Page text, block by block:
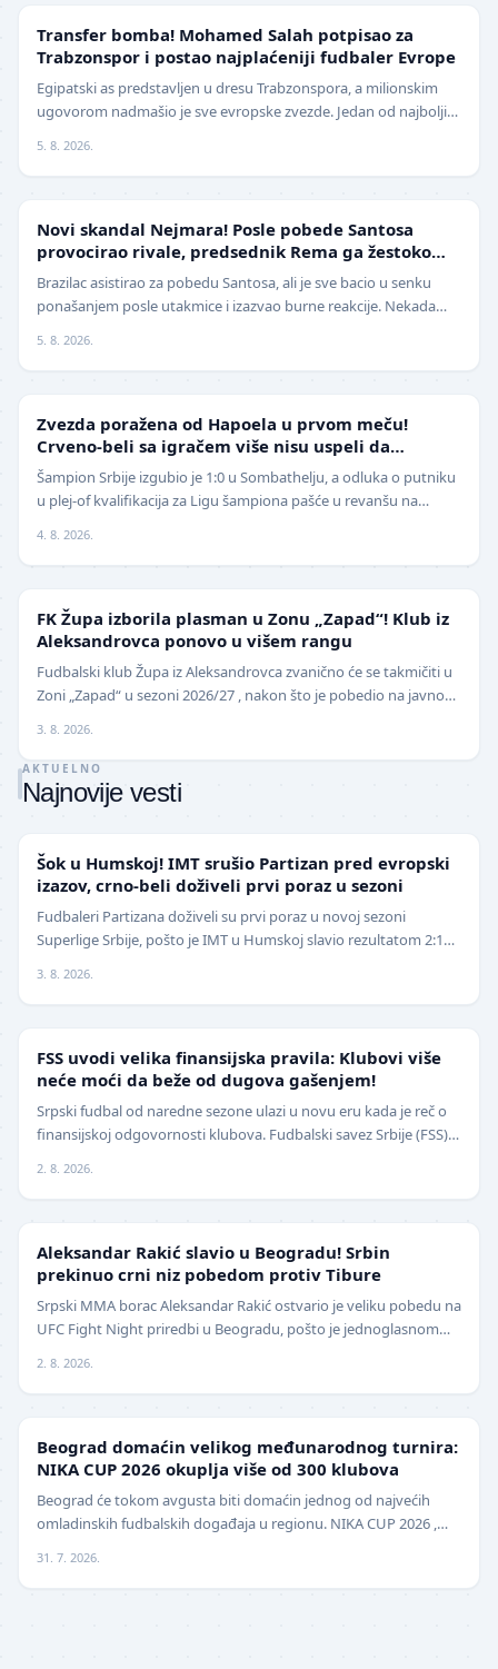
Transfer bomba! Mohamed Salah potpisao za
Trabzonspor i postao najplaćeniji fudbaler Evrope
Egipatski as predstavljen u dresu Trabzonspora, a milionskim
ugovorom nadmašio je sve evropske zvezde. Jedan od najboljih
5. 8. 2026.
Novi skandal Nejmara! Posle pobede Santosa
provocirao rivale, predsednik Rema ga žestoko
isprozivao: "Bitanga i klovn!" (VIDEO)
Brazilac asistirao za pobedu Santosa, ali je sve bacio u senku
ponašanjem posle utakmice i izazvao burne reakcije. Nekada
5. 8. 2026.
Zvezda poražena od Hapoela u prvom meču!
Crveno-beli sa igračem više nisu uspeli da
izbegnu poraz
Šampion Srbije izgubio je 1:0 u Sombathelju, a odluka o putniku
u plej-of kvalifikacija za Ligu šampiona pašće u revanšu na
4. 8. 2026.
NIŽE LIGE
FK Župa izborila plasman u Zonu „Zapad“! Klub iz
Aleksandrovca ponovo u višem rangu
Fudbalski klub Župa iz Aleksandrovca zvanično će se takmičiti u
Zoni „Zapad“ u sezoni 2026/27 , nakon što je pobedio na javnom
3. 8. 2026.
AKTUELNO
Najnovije vesti
SUPERLIGA
Šok u Humskoj! IMT srušio Partizan pred evropski
izazov, crno-beli doživeli prvi poraz u sezoni
Fudbaleri Partizana doživeli su prvi poraz u novoj sezoni
Superlige Srbije, pošto je IMT u Humskoj slavio rezultatom 2:1
3. 8. 2026.
FSS uvodi velika finansijska pravila: Klubovi više
neće moći da beže od dugova gašenjem!
Srpski fudbal od naredne sezone ulazi u novu eru kada je reč o
finansijskoj odgovornosti klubova. Fudbalski savez Srbije (FSS)
2. 8. 2026.
Aleksandar Rakić slavio u Beogradu! Srbin
prekinuo crni niz pobedom protiv Tibure
Srpski MMA borac Aleksandar Rakić ostvario je veliku pobedu na
UFC Fight Night priredbi u Beogradu, pošto je jednoglasnom
2. 8. 2026.
Beograd domaćin velikog međunarodnog turnira:
NIKA CUP 2026 okuplja više od 300 klubova
Beograd će tokom avgusta biti domaćin jednog od najvećih
omladinskih fudbalskih događaja u regionu. NIKA CUP 2026 ,
31. 7. 2026.